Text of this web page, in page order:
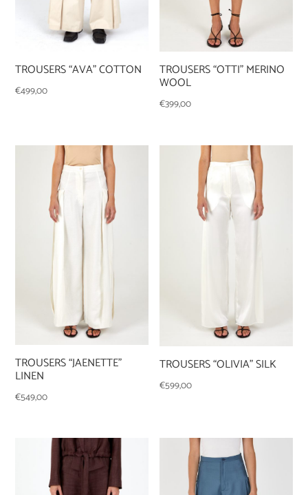
TROUSERS “AVA” COTTON
€499,00
TROUSERS “OTTI” MERINO
WOOL
€399,00
TROUSERS “JAENETTE”
LINEN
€549,00
TROUSERS “OLIVIA” SILK
€599,00